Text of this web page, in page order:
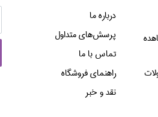
درباره ما
پرسش‌هاي متداول
تماس با ما
راهنماي فروشگاه
نقد و خبر